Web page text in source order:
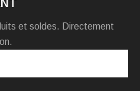
et soldes. Directement